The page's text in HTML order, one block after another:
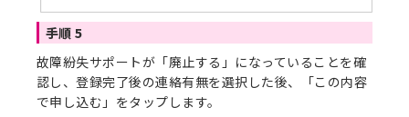
手順 5
故障紛失サポートが「廃止する」になっていることを確
認し、登録完了後の連絡有無を選択した後、「この内容
で申し込む」をタップします。